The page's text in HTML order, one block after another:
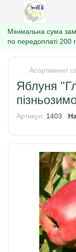
Мінімальна сума
по передоплаті 200
Асортимент
Яблуня
Артикул: 1403